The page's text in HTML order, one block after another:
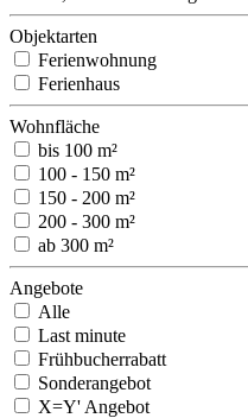
Objektarten
Ferienwohnung
Ferienhaus
Wohnfläche
bis 100 m²
100 - 150 m²
150 - 200 m²
200 - 300 m²
ab 300 m²
Angebote
Alle
Last minute
Frühbucherrabatt
Sonderangebot
X=Y' Angebot